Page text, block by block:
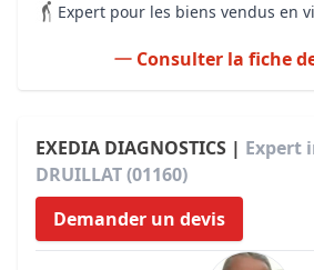
Expert pour les biens vendus en
Consulter la fiche
EXEDIA DIAGNOSTICS | Expert
DRUILLAT (01160)
Demander un devis